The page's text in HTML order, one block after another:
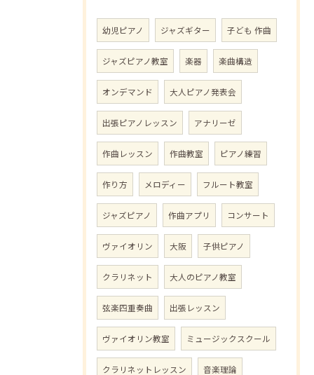
幼児ピアノ ジャズギター 子ども 作曲
ジャズピアノ教室 楽器 楽曲構造
オンデマンド 大人ピアノ発表会
出張ピアノレッスン アナリーゼ
作曲レッスン 作曲教室 ピアノ練習
作り方 メロディー フルート教室
ジャズピアノ 作曲アプリ コンサート
ヴァイオリン 大阪 子供ピアノ
クラリネット 大人のピアノ教室
弦楽四重奏曲 出張レッスン
ヴァイオリン教室 ミュージックスクール
クラリネットレッスン 音楽理論